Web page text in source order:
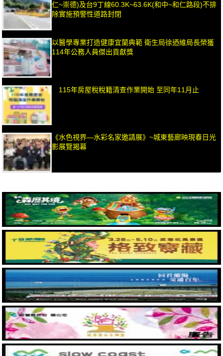
仁~崇德)及台9丁線60.3K~63.6K(和中~和仁路段)不排
除實施預警性道路封閉
以醫學專業打造健康宜蘭典範 衛生局徐迺維局長榮獲
114年公務人員傑出貢獻獎
115年房屋稅稅籍清查作業開始 至同年11月止
《水色視界—水彩名家邀請展》~城東藝廊映現春日光
影展覽揭幕